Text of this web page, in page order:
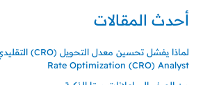
أحدث المقالات
Rate Optimization (CRO) Analyst